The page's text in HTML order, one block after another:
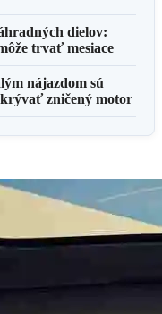
dielov:
trvať mesiace
nájazdom sú
zničený motor